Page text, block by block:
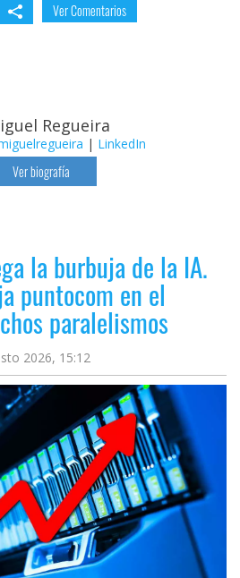
Ver Comentarios
Regueira
| LinkedIn
Ver biografía
la burbuja de la IA.
puntocom en el
paralelismos
2026, 15:12